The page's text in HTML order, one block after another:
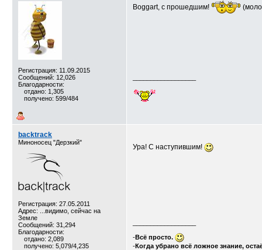
Регистрация: 11.09.2015
Сообщений: 12,026
Благодарности:
отдано: 1,305
получено: 599/484
Boggart, с прошедшим!
backtrack
Миноносец "Дерзкий"
Регистрация: 27.05.2011
Адрес: ...видимо, сейчас на
Земле
Сообщений: 31,294
Благодарности:
отдано: 2,089
получено: 5,079/4,235
Ура! С наступившим!
-Всё просто.
-Когда убрано всё ложное знание,